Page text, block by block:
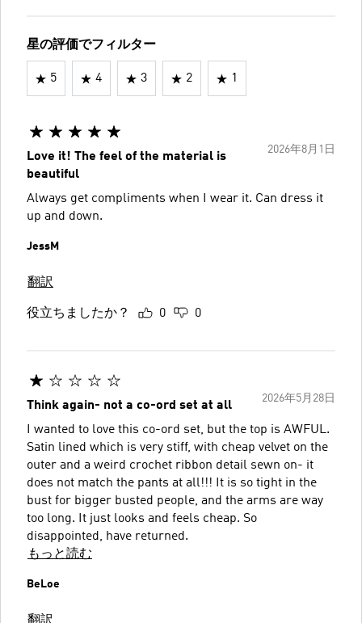
星の評価でフィルター
5 4 3 2 1
2026年8月1日
Love it! The feel of the material is
beautiful
Always get compliments when I wear it. Can dress it
up and down.
JessM
翻訳
役立ちましたか？ 0 0
2026年5月28日
Think again- not a co-ord set at all
I wanted to love this co-ord set, but the top is AWFUL.
Satin lined which is very stiff, with cheap velvet on the
outer and a weird crochet ribbon detail sewn on- it
does not match the pants at all!!! It is so tight in the
bust for bigger busted people, and the arms are way
too long. It just looks and feels cheap. So
disappointed, have returned.
もっと読む
BeLoe